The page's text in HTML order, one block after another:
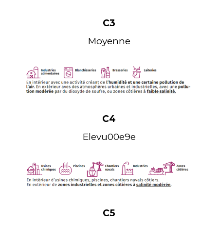
C3
Moyenne
C4
Elevu00e9e
C5
Retour à la/au Leçon